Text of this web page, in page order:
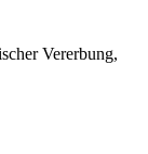
Vererbung,